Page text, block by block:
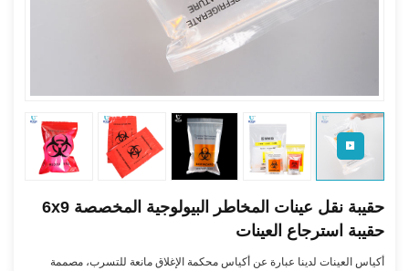
حقيبة نقل عينات المخاطر البيولوجية المخصصة 6x9
حقيبة استرجاع العينات
أكياس العينات لدينا عبارة عن أكياس محكمة الإغلاق مانعة للتسرب، مصممة